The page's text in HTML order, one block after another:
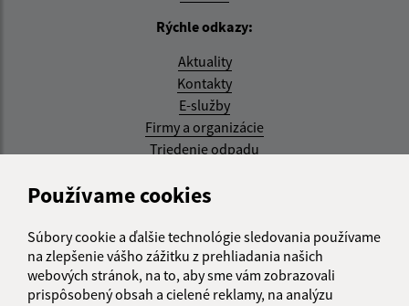
Používame cookies
Súbory cookie a ďalšie technológie sledovania používame
na zlepšenie vášho zážitku z prehliadania našich
webových stránok, na to, aby sme vám zobrazovali
prispôsobený obsah a cielené reklamy, na analýzu
Rýchle odkazy:
Aktuality
Kontakty
E-služby
Firmy a organizácie
Triedenie odpadu
Aktualizované:
RSS
Správca obsahu: